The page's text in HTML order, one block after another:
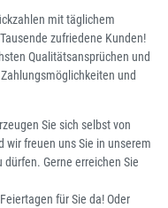
mit täglichem
zufriedene Kunden!
Qualitätsansprüchen und
und
Sie sich selbst von
wir freuen uns Sie in unserem
Gerne erreichen Sie
für Sie da! Oder